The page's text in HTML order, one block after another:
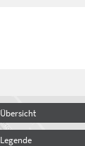
Übersicht
Legende